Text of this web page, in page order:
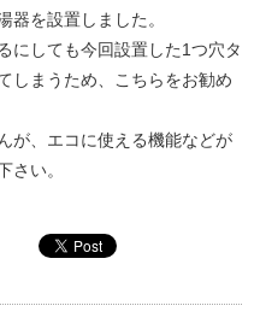
器を設置しました。
にしても今回設置した1つ穴タ
しまうため、こちらをお勧め
が、エコに使える機能などが
さい。